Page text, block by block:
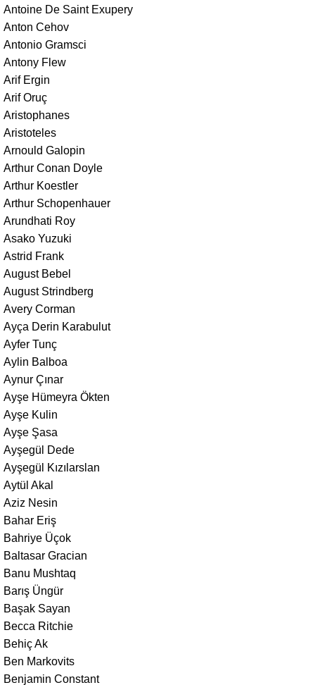
Antoine De Saint Exupery
Anton Cehov
Antonio Gramsci
Antony Flew
Arif Ergin
Arif Oruç
Aristophanes
Aristoteles
Arnould Galopin
Arthur Conan Doyle
Arthur Koestler
Arthur Schopenhauer
Arundhati Roy
Asako Yuzuki
Astrid Frank
August Bebel
August Strindberg
Avery Corman
Ayça Derin Karabulut
Ayfer Tunç
Aylin Balboa
Aynur Çınar
Ayşe Hümeyra Ökten
Ayşe Kulin
Ayşe Şasa
Ayşegül Dede
Ayşegül Kızılarslan
Aytül Akal
Aziz Nesin
Bahar Eriş
Bahriye Üçok
Baltasar Gracian
Banu Mushtaq
Barış Üngür
Başak Sayan
Becca Ritchie
Behiç Ak
Ben Markovits
Benjamin Constant